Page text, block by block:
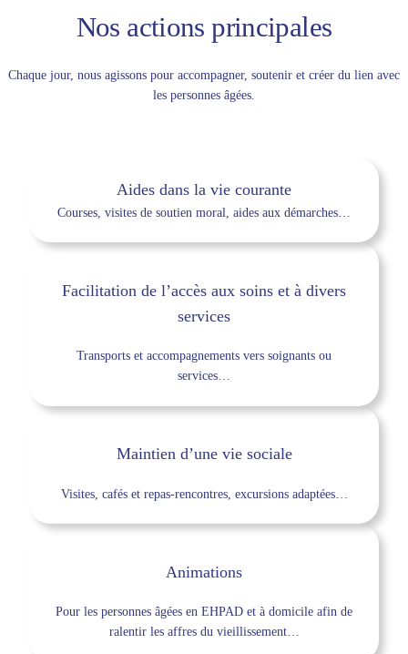
Nos actions principales
Chaque jour, nous agissons pour accompagner, soutenir et créer du lien avec
les personnes âgées.
Aides dans la vie courante
Courses, visites de soutien moral, aides aux démarches…
Facilitation de l’accès aux soins et à divers
services
Transports et accompagnements vers soignants ou
services…
Maintien d’une vie sociale
Visites, cafés et repas-rencontres, excursions adaptées…
Animations
Pour les personnes âgées en EHPAD et à domicile afin de
ralentir les affres du vieillissement…